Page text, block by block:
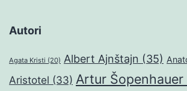
Autori
Agata Kristi (20) Albert Ajnštajn (35)
Aristotel (33) Artur Šopenhauer